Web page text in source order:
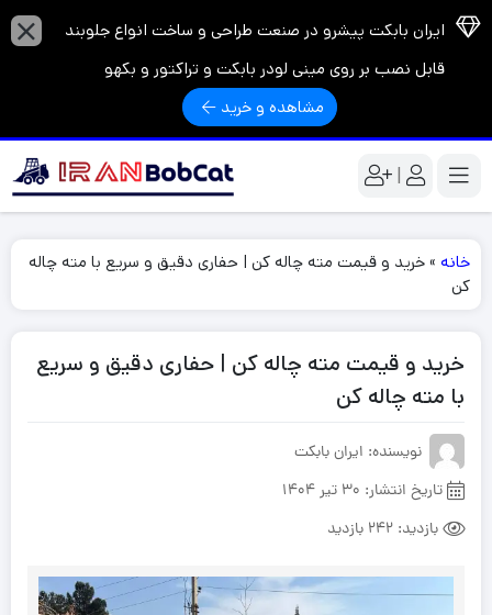
ایران بابکت پیشرو در صنعت طراحی و ساخت انواع جلوبند
قابل نصب بر روی مینی لودر بابکت و تراکتور و بکهو
مشاهده و خرید
|
خانه »خرید و قیمت مته چاله کن | حفاری دقیق و سریع با مته چاله
کن
خرید و قیمت مته چاله کن | حفاری دقیق و سریع
با مته چاله کن
نویسنده: ایران بابکت
تاریخ انتشار: 30 تیر 1404
بازدید: 242 بازدید